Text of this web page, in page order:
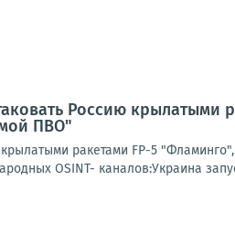
Россию крылатыми
ПВО"
ракетами FP-5
OSINT- каналов:Украина